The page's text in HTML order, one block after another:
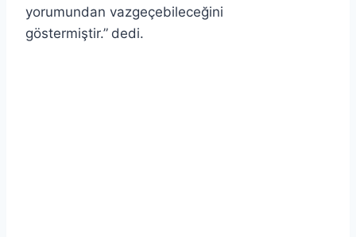
yorumundan vazgeçebileceğini
göstermiştir.” dedi.